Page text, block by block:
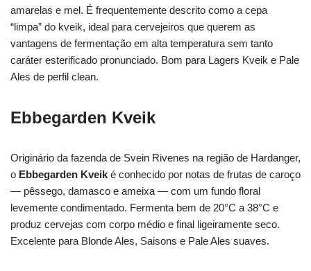
amarelas e mel. É frequentemente descrito como a cepa
“limpa” do kveik, ideal para cervejeiros que querem as
vantagens de fermentação em alta temperatura sem tanto
caráter esterificado pronunciado. Bom para Lagers Kveik e Pale
Ales de perfil clean.
Ebbegarden Kveik
Originário da fazenda de Svein Rivenes na região de Hardanger,
o Ebbegarden Kveik é conhecido por notas de frutas de caroço
— pêssego, damasco e ameixa — com um fundo floral
levemente condimentado. Fermenta bem de 20°C a 38°C e
produz cervejas com corpo médio e final ligeiramente seco.
Excelente para Blonde Ales, Saisons e Pale Ales suaves.